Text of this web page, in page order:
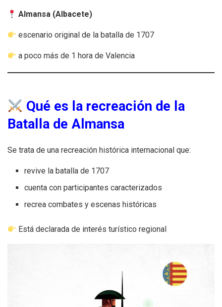
Almansa (Albacete)
escenario original de la batalla de 1707
a poco más de 1 hora de Valencia
Qué es la recreación de la
Batalla de Almansa
Se trata de una recreación histórica internacional que:
revive la batalla de 1707
cuenta con participantes caracterizados
recrea combates y escenas históricas
Está declarada de interés turístico regional